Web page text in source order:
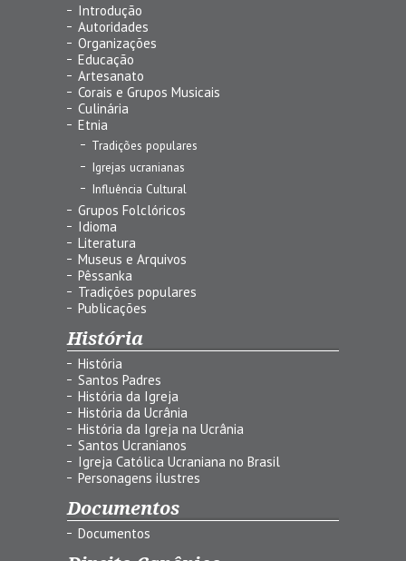
Introdução
Autoridades
Organizações
Educação
Artesanato
Corais e Grupos Musicais
Culinária
Etnia
Tradições populares
Igrejas ucranianas
Influência Cultural
Grupos Folclóricos
Idioma
Literatura
Museus e Arquivos
Pêssanka
Tradições populares
Publicações
História
História
Santos Padres
História da Igreja
História da Ucrânia
História da Igreja na Ucrânia
Santos Ucranianos
Igreja Católica Ucraniana no Brasil
Personagens ilustres
Documentos
Documentos